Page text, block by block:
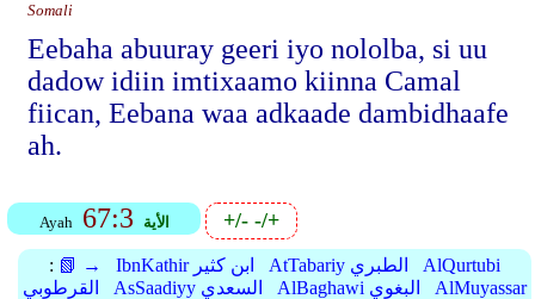
Somali
Eebaha abuuray geeri iyo nololba, si uu
dadow idiin imtixaamo kiinna Camal
fiican, Eebana waa adkaade dambidhaafe
ah.
Ayah 67:3 الأية +/--/+
: 📗 → IbnKathir ابن كثير AtTabariy الطبري
AlQurtubi
القرطوبي
AsSaadiyy السعدي AlBaghawi البغوي
AlMuyassar